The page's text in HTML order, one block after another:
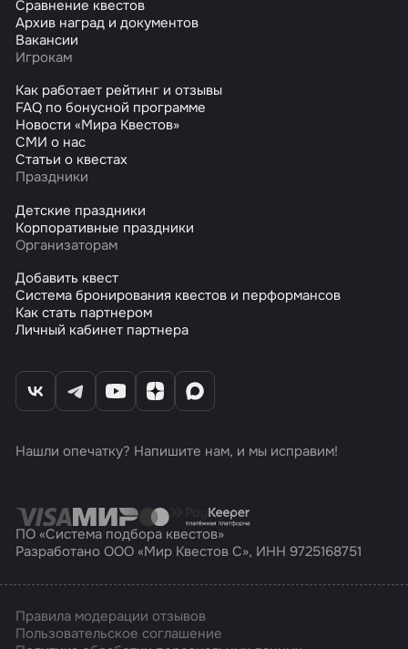
Сравнение квестов
Архив наград и документов
Вакансии
Игрокам
Как работает рейтинг и отзывы
FAQ по бонусной программе
Новости «Мира Квестов»
СМИ о нас
Статьи о квестах
Праздники
Детские праздники
Корпоративные праздники
Организаторам
Добавить квест
Система бронирования квестов и перформансов
Как стать партнером
Личный кабинет партнера
Нашли опечатку? Напишите нам, и мы исправим!
ПО «Система подбора квестов»
Разработано ООО «Мир Квестов С», ИНН 9725168751
Правила модерации отзывов
Пользовательское соглашение